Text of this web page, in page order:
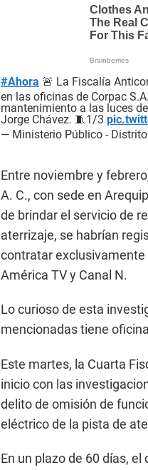
#Ahora 🚨 La Fiscalía
en las oficinas de Corpac
mantenimiento a las luces
Jorge Chávez. 🧵1/3
— Ministerio Público -
Entre noviembre y
A. C., con sede en
de brindar el servicio de
aterrizaje, se habrían
contratar exclusivamente
América TV y Canal N.
Lo curioso de esta
mencionadas tiene
Este martes, la Cuarta
inicio con las
delito de omisión de
eléctrico de la pista de
En un plazo de 60 días,